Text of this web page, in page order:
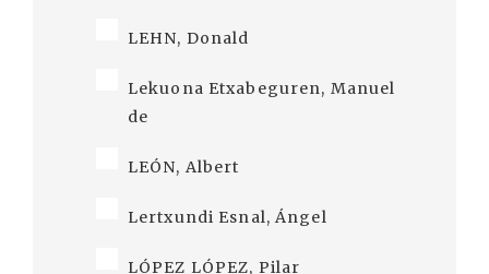
LEHN, Donald
Lekuona Etxabeguren, Manuel
de
LEÓN, Albert
Lertxundi Esnal, Ángel
LÓPEZ LÓPEZ, Pilar